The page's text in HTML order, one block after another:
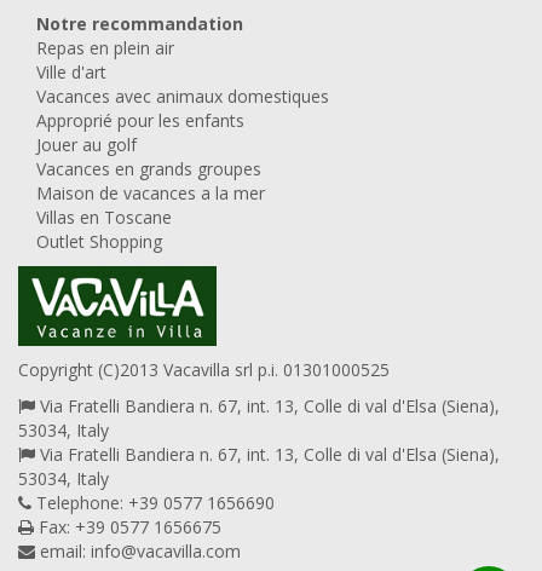
Notre recommandation
Repas en plein air
Ville d'art
Vacances avec animaux domestiques
Approprié pour les enfants
Jouer au golf
Vacances en grands groupes
Maison de vacances a la mer
Villas en Toscane
Outlet Shopping
Copyright (C)2013 Vacavilla srl p.i. 01301000525
Via Fratelli Bandiera n. 67, int. 13, Colle di val d'Elsa (Siena),
53034, Italy
Via Fratelli Bandiera n. 67, int. 13, Colle di val d'Elsa (Siena),
53034, Italy
Telephone: +39 0577 1656690
Fax: +39 0577 1656675
email: info@vacavilla.com